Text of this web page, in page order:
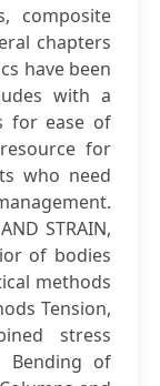
composite
chapters
have been
with a
for ease of
for
who need
STRAIN,
of bodies
methods
Tension,
stress
Bending of